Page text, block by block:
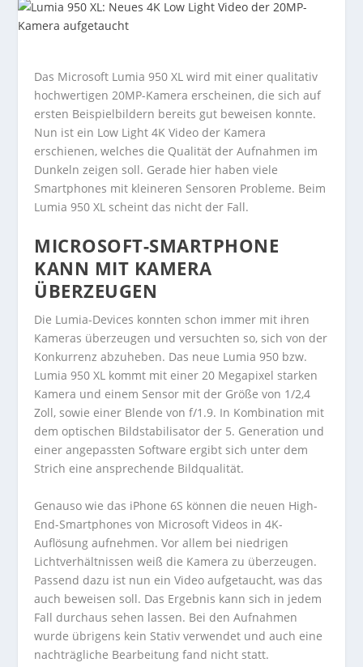
Das Microsoft Lumia 950 XL wird mit einer qualitativ
hochwertigen 20MP-Kamera erscheinen, die sich auf
ersten Beispielbildern bereits gut beweisen konnte.
Nun ist ein Low Light 4K Video der Kamera
erschienen, welches die Qualität der Aufnahmen im
Dunkeln zeigen soll. Gerade hier haben viele
Smartphones mit kleineren Sensoren Probleme. Beim
Lumia 950 XL scheint das nicht der Fall.
MICROSOFT-SMARTPHONE
KANN MIT KAMERA
ÜBERZEUGEN
Die Lumia-Devices konnten schon immer mit ihren
Kameras überzeugen und versuchten so, sich von der
Konkurrenz abzuheben. Das neue Lumia 950 bzw.
Lumia 950 XL kommt mit einer 20 Megapixel starken
Kamera und einem Sensor mit der Größe von 1/2,4
Zoll, sowie einer Blende von f/1.9. In Kombination mit
dem optischen Bildstabilisator der 5. Generation und
einer angepassten Software ergibt sich unter dem
Strich eine ansprechende Bildqualität.
Genauso wie das iPhone 6S können die neuen High-
End-Smartphones von Microsoft Videos in 4K-
Auflösung aufnehmen. Vor allem bei niedrigen
Lichtverhältnissen weiß die Kamera zu überzeugen.
Passend dazu ist nun ein Video aufgetaucht, was das
auch beweisen soll. Das Ergebnis kann sich in jedem
Fall durchaus sehen lassen. Bei den Aufnahmen
wurde übrigens kein Stativ verwendet und auch eine
nachträgliche Bearbeitung fand nicht statt.